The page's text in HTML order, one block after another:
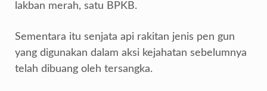
lakban merah, satu BPKB.
Sementara itu senjata api rakitan jenis pen gun
yang digunakan dalam aksi kejahatan sebelumnya
telah dibuang oleh tersangka.